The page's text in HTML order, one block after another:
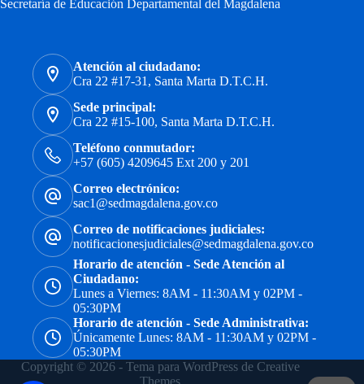
Secretaría de Educación Departamental del Magdalena
Atención al ciudadano:
Cra 22 #17-31, Santa Marta D.T.C.H.
Sede principal:
Cra 22 #15-100, Santa Marta D.T.C.H.
Teléfono conmutador:
+57 (605) 4209645 Ext 200 y 201
Correo electrónico:
sac1@sedmagdalena.gov.co
Correo de notificaciones judiciales:
notificacionesjudiciales@sedmagdalena.gov.co
Horario de atención - Sede Atención al
Ciudadano:
Lunes a Viernes: 8AM - 11:30AM y 02PM -
05:30PM
Horario de atención - Sede Administrativa:
Únicamente Lunes: 8AM - 11:30AM y 02PM -
05:30PM
Copyright © 2026 - Tema para WordPress de Creative
Themes